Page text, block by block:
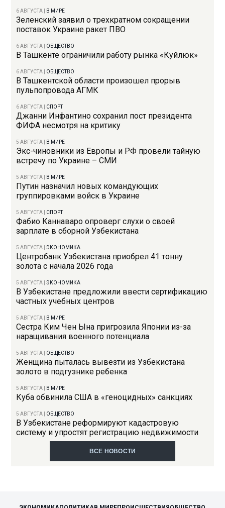
6 АВГУСТА В МИРЕ
Зеленский заявил о трехкратном сокращении
поставок Украине ракет ПВО
6 АВГУСТА ОБЩЕСТВО
В Ташкенте ограничили работу рынка «Куйлюк»
6 АВГУСТА ОБЩЕСТВО
В Ташкентской области произошел прорыв
пульпопровода АГМК
6 АВГУСТА СПОРТ
Джанни Инфантино сохранил пост президента
ФИФА несмотря на критику
5 АВГУСТА В МИРЕ
Экс-чиновники из Европы и РФ провели тайную
встречу по Украине – СМИ
5 АВГУСТА В МИРЕ
Путин назначил новых командующих
группировками войск в Украине
5 АВГУСТА СПОРТ
Фабио Каннаваро опроверг слухи о своей
зарплате в сборной Узбекистана
5 АВГУСТА |ЭКОНОМИКА
Центробанк Узбекистана приобрел 41 тонну
золота с начала 2026 года
5 АВГУСТА |ЭКОНОМИКА
В Узбекистане предложили ввести сертификацию
частных учебных центров
5 АВГУСТА В МИРЕ
Сестра Ким Чен Ына пригрозила Японии из-за
наращивания военного потенциала
5 АВГУСТА ОБЩЕСТВО
Женщина пыталась вывезти из Узбекистана
золото в подгузнике ребенка
5 АВГУСТА В МИРЕ
Куба обвинила США в «геноцидных» санкциях
5 АВГУСТА ОБЩЕСТВО
В Узбекистане реформируют кадастровую
систему и упростят регистрацию недвижимости
ВСЕ НОВОСТИ